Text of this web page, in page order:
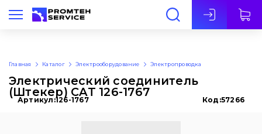
Рус
Главная Каталог Электрооборудование Электропроводка
Электрический соединитель
(Штекер) CAT 126-1767
Артикул:126-1767 Код:57266